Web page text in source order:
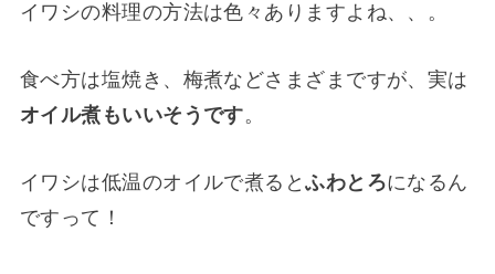
イワシの料理の方法は色々ありますよね、、。
食べ方は塩焼き、梅煮などさまざまですが、実は
オイル煮もいいそうです。
イワシは低温のオイルで煮るとふわとろになるん
ですって！